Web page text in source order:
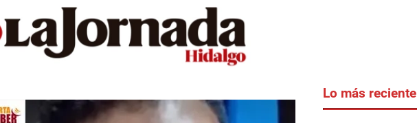
Lo más reciente